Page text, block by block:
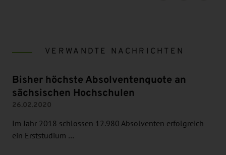
VERWANDTE NACHRICHTEN
Bisher höchste Absolventenquote an
sächsischen Hochschulen
26.02.2020
Im Jahr 2018 schlossen 12.980 Absolventen erfolgreich
ein Erststudium …